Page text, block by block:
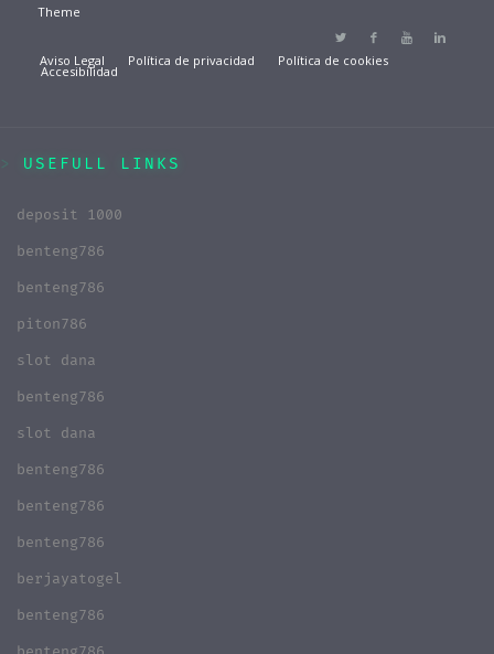
Theme
Aviso Legal Política de privacidad Política de cookies
Accesibilidad
USEFULL LINKS
deposit 1000
benteng786
benteng786
piton786
slot dana
benteng786
slot dana
benteng786
benteng786
benteng786
berjayatogel
benteng786